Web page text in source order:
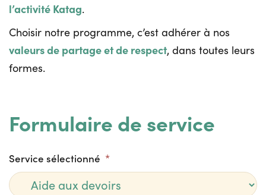
l’activité Katag.
Choisir notre programme, c’est adhérer à nos
valeurs de partage et de respect, dans toutes leurs
formes.
Formulaire de service
Service sélectionné *